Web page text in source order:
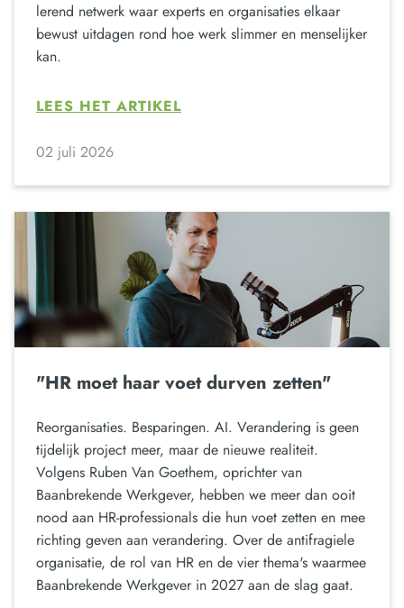
lerend netwerk waar experts en organisaties elkaar
bewust uitdagen rond hoe werk slimmer en menselijker
kan.
LEES HET ARTIKEL
02 juli 2026
"HR moet haar voet durven zetten"
Reorganisaties. Besparingen. AI. Verandering is geen
tijdelijk project meer, maar de nieuwe realiteit.
Volgens Ruben Van Goethem, oprichter van
Baanbrekende Werkgever, hebben we meer dan ooit
nood aan HR-professionals die hun voet zetten en mee
richting geven aan verandering. Over de antifragiele
organisatie, de rol van HR en de vier thema's waarmee
Baanbrekende Werkgever in 2027 aan de slag gaat.